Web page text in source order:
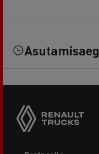
Asutamisaeg